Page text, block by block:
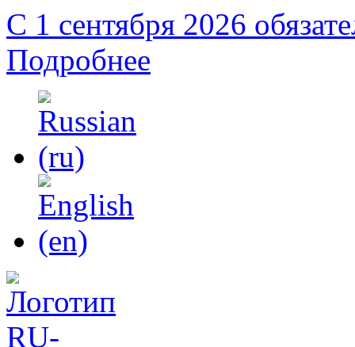
С 1 сентября 2026
Подробнее